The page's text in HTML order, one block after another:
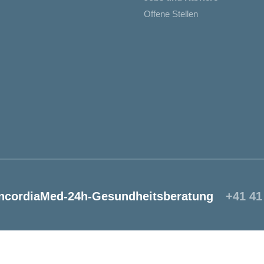
Offene Stellen
24h-Gesundheitsberatung +41